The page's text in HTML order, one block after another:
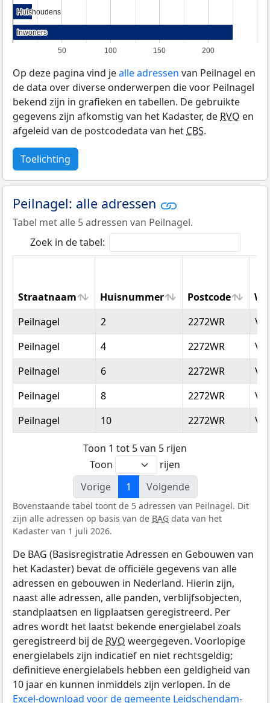
50 100 150 200
Huishoudens
Huishoudens
Inwoners
Inwoners
Op deze pagina vind jealle adressen van Peilnagel en
de data over diverse onderwerpen die voor Peilnagel
bekend zijn in grafieken en tabellen. De gebruikte
gegevens zijn afkomstig van het Kadaster, deRVO en
afgeleid van de postcodedata van hetCBS.
Toelichting
Peilnagel: alle adressen
Tabel met alle 5 adressen van Peilnagel.
Zoek in de tabel:
Straatnaam Huisnummer Postcode
Straatnaam
Huisnummer Postcode
Peilnagel 2 2272WR
Peilnagel
4 2272WR
Peilnagel
6 2272WR
Peilnagel
8 2272WR
Peilnagel
10 2272WR
Toon 1 tot 5 van 5 rijen
Toon
rijen
Vorige
1 Volgende
Bovenstaande tabel toont de 5 adressen van Peilnagel. Dit
zijn alle adressen op basis van de BAG data van het
Kadaster van 1 juli 2026.
De BAG (Basisregistratie Adressen en Gebouwen van
het Kadaster) bevat de officiële gegevens van alle
adressen en gebouwen in Nederland. Hierin zijn,
naast alle adressen, alle panden, verblijfsobjecten,
standplaatsen en ligplaatsen geregistreerd. Per
adres wordt het laatst bekende energielabel zoals
geregistreerd bij de RVO weergegeven. Voorlopige
energielabels zijn indicatief en niet rechtsgeldig;
definitieve energielabels hebben een geldigheid van
10 jaar en kunnen inmiddels zijn verlopen. In de
Excel-download voor de gemeente Leidschendam-